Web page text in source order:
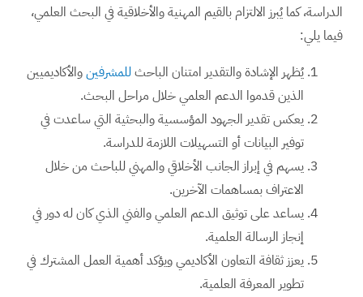
الدراسة، كما يُبرز الالتزام بالقيم المهنية والأخلاقية في البحث العلمي،
فيما يلي:
يُظهر الإشادة والتقدير امتنان الباحثللمشرفينوالأكاديميين
الذين قدموا الدعم العلمي خلال مراحل البحث.
يعكس تقدير الجهود المؤسسية والبحثية التي ساعدت في
توفير البيانات أو التسهيلات اللازمة للدراسة.
يسهم في إبراز الجانب الأخلاقي والمهني للباحث من خلال
الاعتراف بمساهمات الآخرين.
يساعد على توثيق الدعم العلمي والفني الذي كان له دور في
إنجاز الرسالة العلمية.
يعزز ثقافة التعاون الأكاديمي ويؤكد أهمية العمل المشترك في
تطوير المعرفة العلمية.